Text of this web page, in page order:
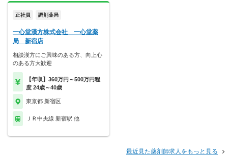
正社員 調剤薬局
一心堂漢方株式会社 一心堂薬
局 新宿店
相談漢方にご興味のある方、向上心
のある方大歓迎
【年収】360万円～500万円程
度 24歳～40歳
東京都 新宿区
ＪＲ中央線 新宿駅 他
最近見た薬剤師求人をもっと見る